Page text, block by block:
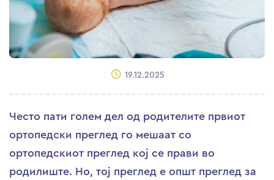
19.12.2025
Често пати голем дел од родителите првиот
ортопедски преглед го мешаат со
ортопедскиот преглед кој се прави во
родилиште. Но, тој преглед е општ преглед за